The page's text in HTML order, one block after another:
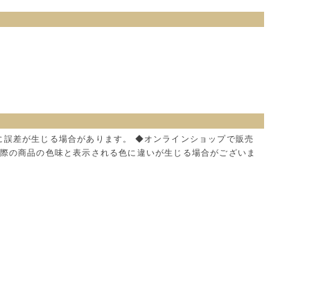
差が生じる場合があります。 ◆オンラインショップで販売
商品の色味と表示される色に違いが生じる場合がございま